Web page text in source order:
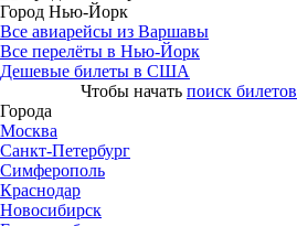
Город Нью-Йорк
Все авиарейсы из Варшавы
Все перелёты в Нью-Йорк
Дешевые билеты в США
Чтобы начать поиск билетов
Города
Москва
Санкт-Петербург
Симферополь
Краснодар
Новосибирск